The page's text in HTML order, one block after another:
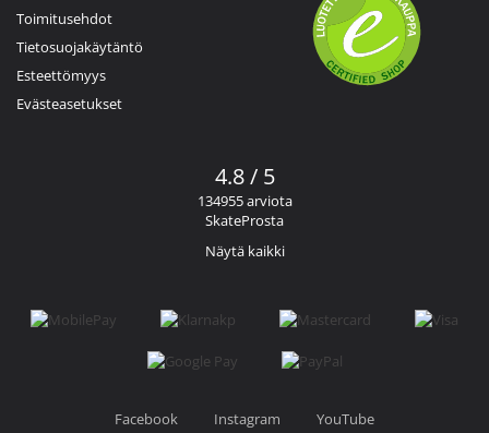
Toimitusehdot
Tietosuojakäytäntö
Esteettömyys
Evästeasetukset
4.8 / 5
134955 arviota
SkateProsta
Näytä kaikki
Facebook Instagram YouTube